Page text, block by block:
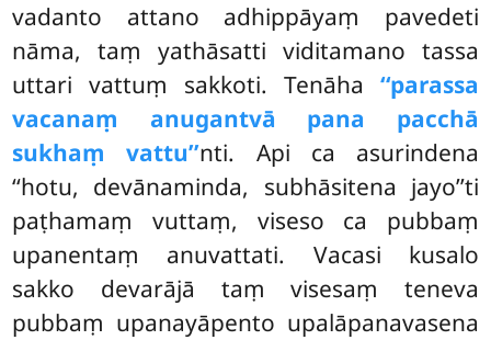
vadanto attano adhippāyaṃ pavedeti
nāma, taṃ yathāsatti viditamano tassa
uttari vattuṃ sakkoti. Tenāha ‘‘parassa
vacanaṃ anugantvā pana pacchā
sukhaṃ vattu’’nti. Api ca asurindena
‘‘hotu, devānaminda, subhāsitena jayo’’ti
paṭhamaṃ vuttaṃ, viseso ca pubbaṃ
upanentaṃ anuvattati. Vacasi kusalo
sakko devarājā taṃ visesaṃ teneva
pubbaṃ upanayāpento upalāpanavasena